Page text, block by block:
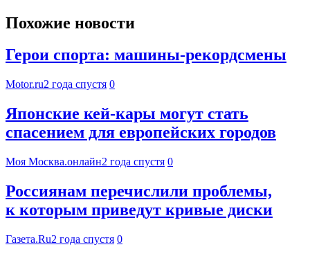
Похожие новости
Герои спорта: машины-рекордсмены
Motor.ru2 года спустя 0
Японские кей-кары могут стать
спасением для европейских городов
Моя Москва.онлайн2 года спустя 0
Россиянам перечислили проблемы,
к которым приведут кривые диски
Газета.Ru2 года спустя 0